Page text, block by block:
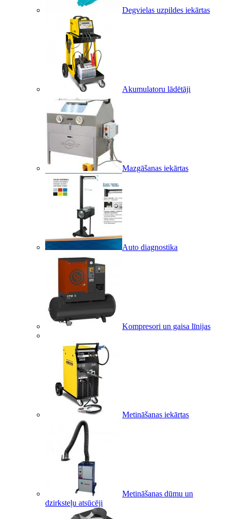
Degvielas uzpildes iekārtas
Akumulatoru lādētāji
Mazgāšanas iekārtas
Auto diagnostika
Kompresori un gaisa līnijas
Metināšanas iekārtas
Metināšanas dūmu un
dzirksteļu atsūcēji